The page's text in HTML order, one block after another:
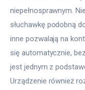
niepełnosprawnym.
słuchawkę podobną
inne pozwalają na
się automatycznie,
jest jednym z
Urządzenie również